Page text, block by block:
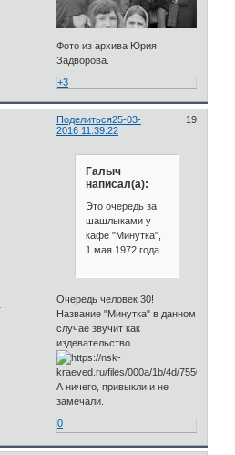
Фото из архива Юрия
Задворова.
+3
Поделиться 19
25-03-
2016 11:39:22
Галыч
написал(а):
Это очередь за
шашлыками у
кафе "Минутка",
1 мая 1972 года.
Очередь человек 30!
Название "Минутка" в данном
случае звучит как
издевательство.
А ничего, привыкли и не
замечали.
0